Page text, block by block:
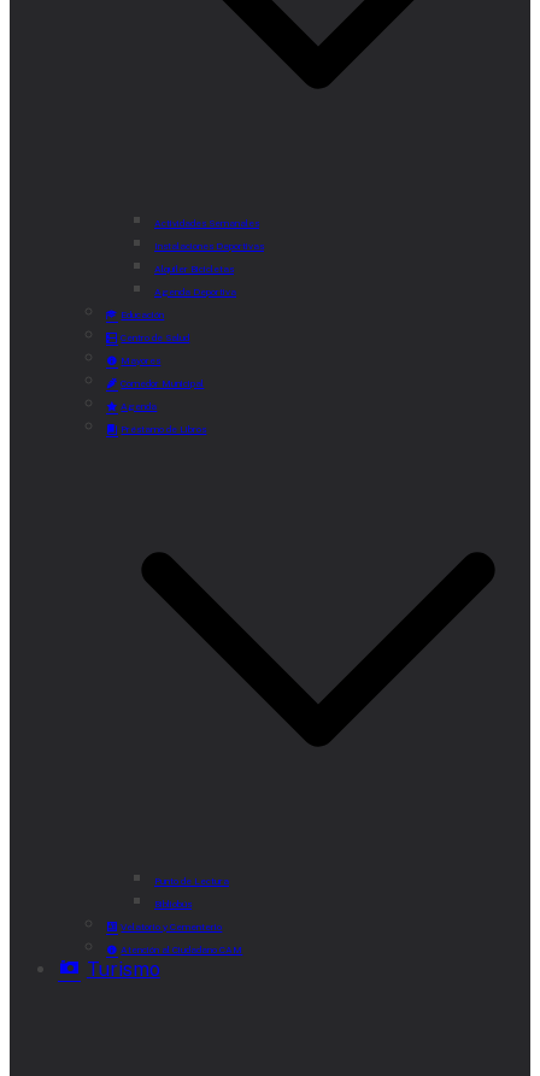
Actividades Semanales
Instalaciones Deportivas
Alquiler Bicicletas
Agenda Deportiva
Educación
Centro de Salud
Mayores
Comedor Municipal
Agenda
Préstamo de Libros
Punto de Lectura
Bibliobús
Velatorio y Cementerio
Atención al Ciudadano CAM
Turismo